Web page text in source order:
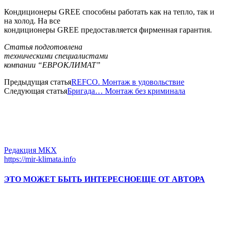
Кондиционеры GREE способны работать как на тепло, так и
на холод. На все
кондиционеры GREE предоставляется фирменная гарантия.
Статья подготовлена
техническими специалистами
компании “ЕВРОКЛИМАТ”
Предыдущая статьяREFCO. Монтаж в удовольствие
Следующая статьяБригада… Монтаж без криминала
Редакция МКХ
https://mir-klimata.info
ЭТО МОЖЕТ БЫТЬ ИНТЕРЕСНОЕЩЕ ОТ АВТОРА